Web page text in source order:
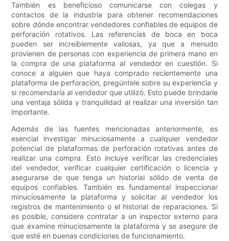
También es beneficioso comunicarse con colegas y
contactos de la industria para obtener recomendaciones
sobre dónde encontrar vendedores confiables de equipos de
perforación rotativos. Las referencias de boca en boca
pueden ser increíblemente valiosas, ya que a menudo
provienen de personas con experiencia de primera mano en
la compra de una plataforma al vendedor en cuestión. Si
conoce a alguien que haya comprado recientemente una
plataforma de perforación, pregúntele sobre su experiencia y
si recomendaría al vendedor que utilizó. Esto puede brindarle
una ventaja sólida y tranquilidad al realizar una inversión tan
importante.
Además de las fuentes mencionadas anteriormente, es
esencial investigar minuciosamente a cualquier vendedor
potencial de plataformas de perforación rotativas antes de
realizar una compra. Esto incluye verificar las credenciales
del vendedor, verificar cualquier certificación o licencia y
asegurarse de que tenga un historial sólido de venta de
equipos confiables. También es fundamental inspeccionar
minuciosamente la plataforma y solicitar al vendedor los
registros de mantenimiento o el historial de reparaciones. Si
es posible, considere contratar a un inspector externo para
que examine minuciosamente la plataforma y se asegure de
que esté en buenas condiciones de funcionamiento.